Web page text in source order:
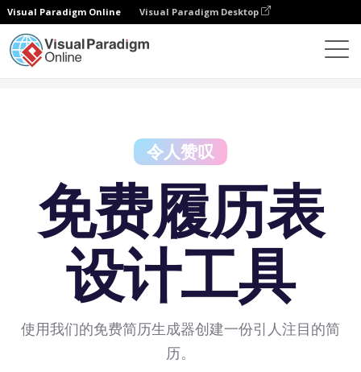
Visual Paradigm Online Visual Paradigm Desktop
令人赞叹
免费履历表
设计工具
使用我们的免费简历生成器创建一份引人注目的简
历。